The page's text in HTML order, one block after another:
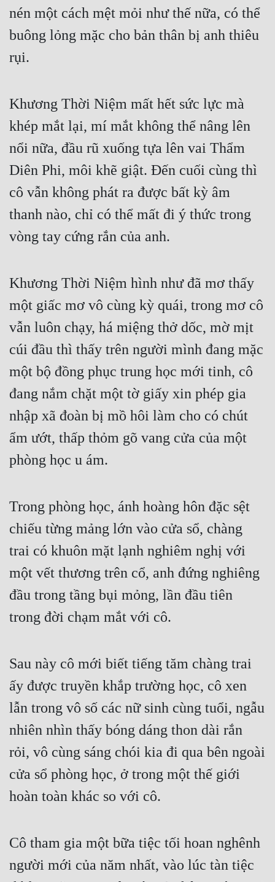
Kinh Dị
Kiếm Hiệp
Kỳ Huyễn
Kỳ Ảo
Linh Dị
Làm Giàu
Lịch Sử
Ngôn Tình
Ngược
Nữ Cường
Nữ Phụ
Phong Thủy - Tâm Linh
Phương Tây
Quan Trường
Sắc
Sủng
Tiên Hiệp
Tiểu Thuyết
Trinh Thám
Triều Đấu
Trùng Sinh
Tội Phạm
nén một cách mệt mỏi như thế nữa, có thể
buông lỏng mặc cho bản thân bị anh thiêu
rụi.
Khương Thời Niệm mất hết sức lực mà
khép mắt lại, mí mắt không thể nâng lên
nổi nữa, đầu rũ xuống tựa lên vai Thẩm
Diên Phi, môi khẽ giật. Đến cuối cùng thì
cô vẫn không phát ra được bất kỳ âm
thanh nào, chỉ có thể mất đi ý thức trong
vòng tay cứng rắn của anh.
Khương Thời Niệm hình như đã mơ thấy
một giấc mơ vô cùng kỳ quái, trong mơ cô
vẫn luôn chạy, há miệng thở dốc, mờ mịt
cúi đầu thì thấy trên người mình đang mặc
một bộ đồng phục trung học mới tinh, cô
đang nắm chặt một tờ giấy xin phép gia
nhập xã đoàn bị mồ hôi làm cho có chút
ẩm ướt, thấp thỏm gõ vang cửa của một
phòng học u ám.
Trong phòng học, ánh hoàng hôn đặc sệt
chiếu từng mảng lớn vào cửa sổ, chàng
trai có khuôn mặt lạnh nghiêm nghị với
một vết thương trên cổ, anh đứng nghiêng
đầu trong tầng bụi mỏng, lần đầu tiên
trong đời chạm mắt với cô.
Sau này cô mới biết tiếng tăm chàng trai
ấy được truyền khắp trường học, cô xen
lẫn trong vô số các nữ sinh cùng tuổi, ngẫu
nhiên nhìn thấy bóng dáng thon dài rắn
rỏi, vô cùng sáng chói kia đi qua bên ngoài
cửa sổ phòng học, ở trong một thế giới
hoàn toàn khác so với cô.
Cô tham gia một bữa tiệc tối hoan nghênh
người mới của năm nhất, vào lúc tàn tiệc